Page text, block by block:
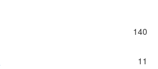
140
11